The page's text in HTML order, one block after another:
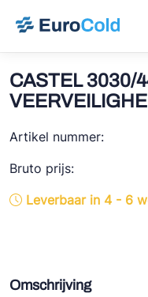
info@eurocold.nl
Merken
BOCK
REFFLEX®
Koudemiddelen
Diensten
Nieuws
Over ons
CASTEL 3030/
Artikel nummer:
Bruto prijs:
Leverbaar in 4 - 6
Omschrijving